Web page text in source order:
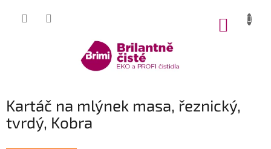
Kartáč na mlýnek masa, řeznický,
tvrdý, Kobra